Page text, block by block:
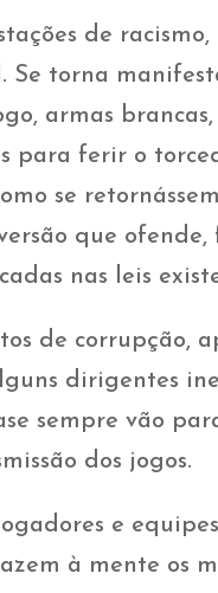
de
torna
armas
para ferir o
se
que
nas leis
de corrupção,
dirigentes
sempre vão
dos jogos.
e
à mente os